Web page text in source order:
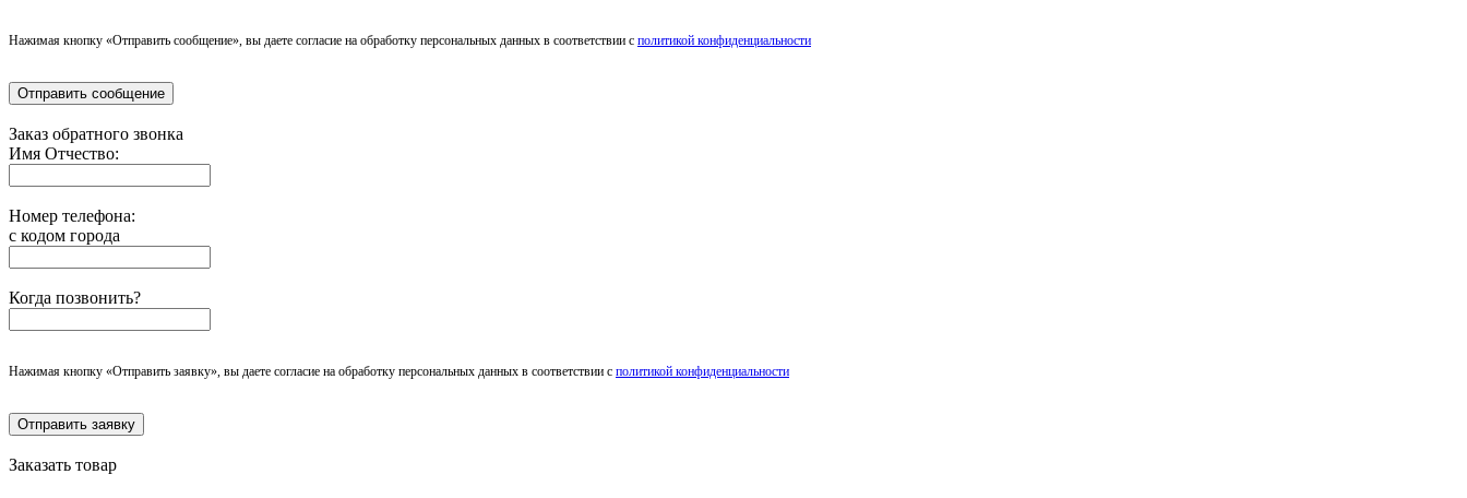
Нажимая кнопку «Отправить сообщение», вы даете согласие на обработку персональных данных в соответствии c политикой конфиденциальности
Отправить сообщение
Заказ обратного звонка
Имя Отчество:
Номер телефона:
с кодом города
Когда позвонить?
Нажимая кнопку «Отправить заявку», вы даете согласие на обработку персональных данных в соответствии c политикой конфиденциальности
Отправить заявку
Заказать товар